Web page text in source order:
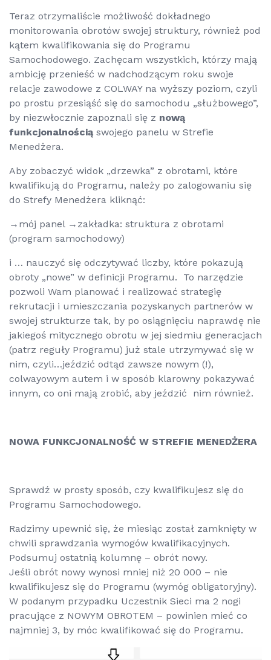
Teraz otrzymaliście możliwość dokładnego
monitorowania obrotów swojej struktury, również pod
kątem kwalifikowania się do Programu
Samochodowego. Zachęcam wszystkich, którzy mają
ambicję przenieść w nadchodzącym roku swoje
relacje zawodowe z COLWAY na wyższy poziom, czyli
po prostu przesiąść się do samochodu „służbowego”,
by niezwłocznie zapoznali się z nową
funkcjonalnością swojego panelu w Strefie
Menedżera.
Aby zobaczyć widok „drzewka” z obrotami, które
kwalifikują do Programu, należy po zalogowaniu się
do Strefy Menedżera kliknąć:
→mój panel →zakładka: struktura z obrotami
(program samochodowy)
i … nauczyć się odczytywać liczby, które pokazują
obroty „nowe” w definicji Programu. To narzędzie
pozwoli Wam planować i realizować strategię
rekrutacji i umieszczania pozyskanych partnerów w
swojej strukturze tak, by po osiągnięciu naprawdę nie
jakiegoś mitycznego obrotu w jej siedmiu generacjach
(patrz reguły Programu) już stale utrzymywać się w
nim, czyli…jeździć odtąd zawsze nowym (!),
colwayowym autem i w sposób klarowny pokazywać
innym, co oni mają zrobić, aby jeździć nim również.
NOWA FUNKCJONALNOŚĆ W STREFIE MENEDŻERA
Sprawdź w prosty sposób, czy kwalifikujesz się do
Programu Samochodowego.
Radzimy upewnić się, że miesiąc został zamknięty w
chwili sprawdzania wymogów kwalifikacyjnych.
Podsumuj ostatnią kolumnę – obrót nowy.
Jeśli obrót nowy wynosi mniej niż 20 000 – nie
kwalifikujesz się do Programu (wymóg obligatoryjny).
W podanym przypadku Uczestnik Sieci ma 2 nogi
pracujące z NOWYM OBROTEM – powinien mieć co
najmniej 3, by móc kwalifikować się do Programu.